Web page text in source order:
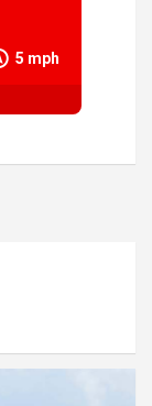
5 mph